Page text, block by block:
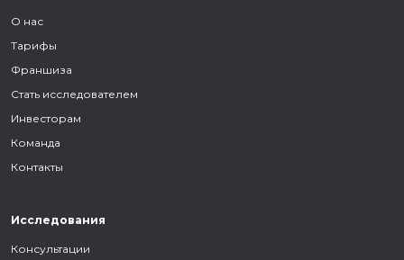
О нас
Тарифы
Франшиза
Стать исследователем
Инвесторам
Команда
Контакты
Исследования
Консультации